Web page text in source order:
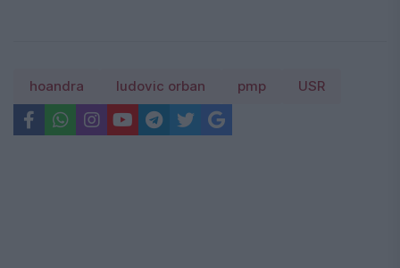
hoandra ludovic orban pmp USR